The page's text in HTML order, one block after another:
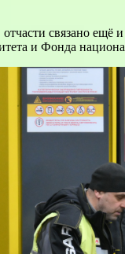
связано ещё
и Фонда